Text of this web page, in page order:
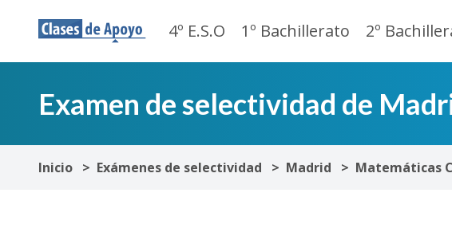
4º E.S.O 1º Bachillerato 2º
Examen de selectividad de
Inicio Exámenes de selectividad Madrid Matemáticas